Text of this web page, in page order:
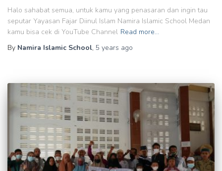
Halo sahabat semua, untuk kamu yang penasaran dan ingin tau
seputar Yayasan Fajar Diinul Islam Namira Islamic School Medan
kamu bisa cek di YouTube Channel Read more…
By Namira Islamic School, 5 years ago